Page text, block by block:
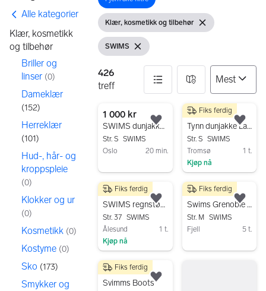
Alle kategorier
Klær, kosmetikk
og tilbehør
Briller og
linser (0)
Dameklær
(152)
Herreklær
(101)
Hud-, hår- og
kroppspleie
(0)
Klokker og ur
(0)
Kosmetikk (0)
Kostyme (0)
Sko (173)
Smykker og
Åpne filter
Vis filter
Klær, kosmetikk og tilbehør Fjern filter
Vis filter
SWIMS Fjern filter
426
treff
426 resultater
1 000 kr
SWIMS dunjakke lang svart dame str S
Str. S SWIMS
Oslo
20 min.
Legg til som favoritt.
300 kr
Tynn dunjakke Lausanne SWIMS- NY!
Str. S SWIMS
Tromsø
1 t.
Kjøp nå
Fiks ferdig
200 kr
SWIMS regnstøvler str 37 grønne
Str. 37 SWIMS
Ålesund
1 t.
Kjøp nå
Fiks ferdig
Legg til som favoritt.
3 500 kr
Swims Grenoble parka selges
Str. M
SWIMS
Fjell
5 t.
Fiks ferdig
499 kr
Svimms Boots
Fiks ferdig